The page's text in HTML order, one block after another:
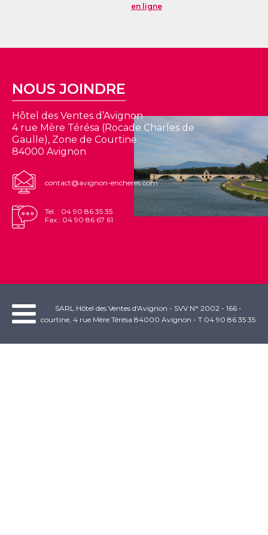
en ligne
NOUS JOINDRE
Hôtel des Ventes d’Avignon
4 rue Mère Térésa (Rocade Charles de
Gaulle), Zone de Courtine
84000 Avignon
contact@avignon-encheres.com
Tel. : 04 90 86 35 35
Fax : 04 90 86 67 61
SARL Hôtel des Ventes d'Avignon - SVV N° 2002 - 166 -
courtine, 4 rue Mère Térésa 84000 Avignon - T 04 90 86 35 35